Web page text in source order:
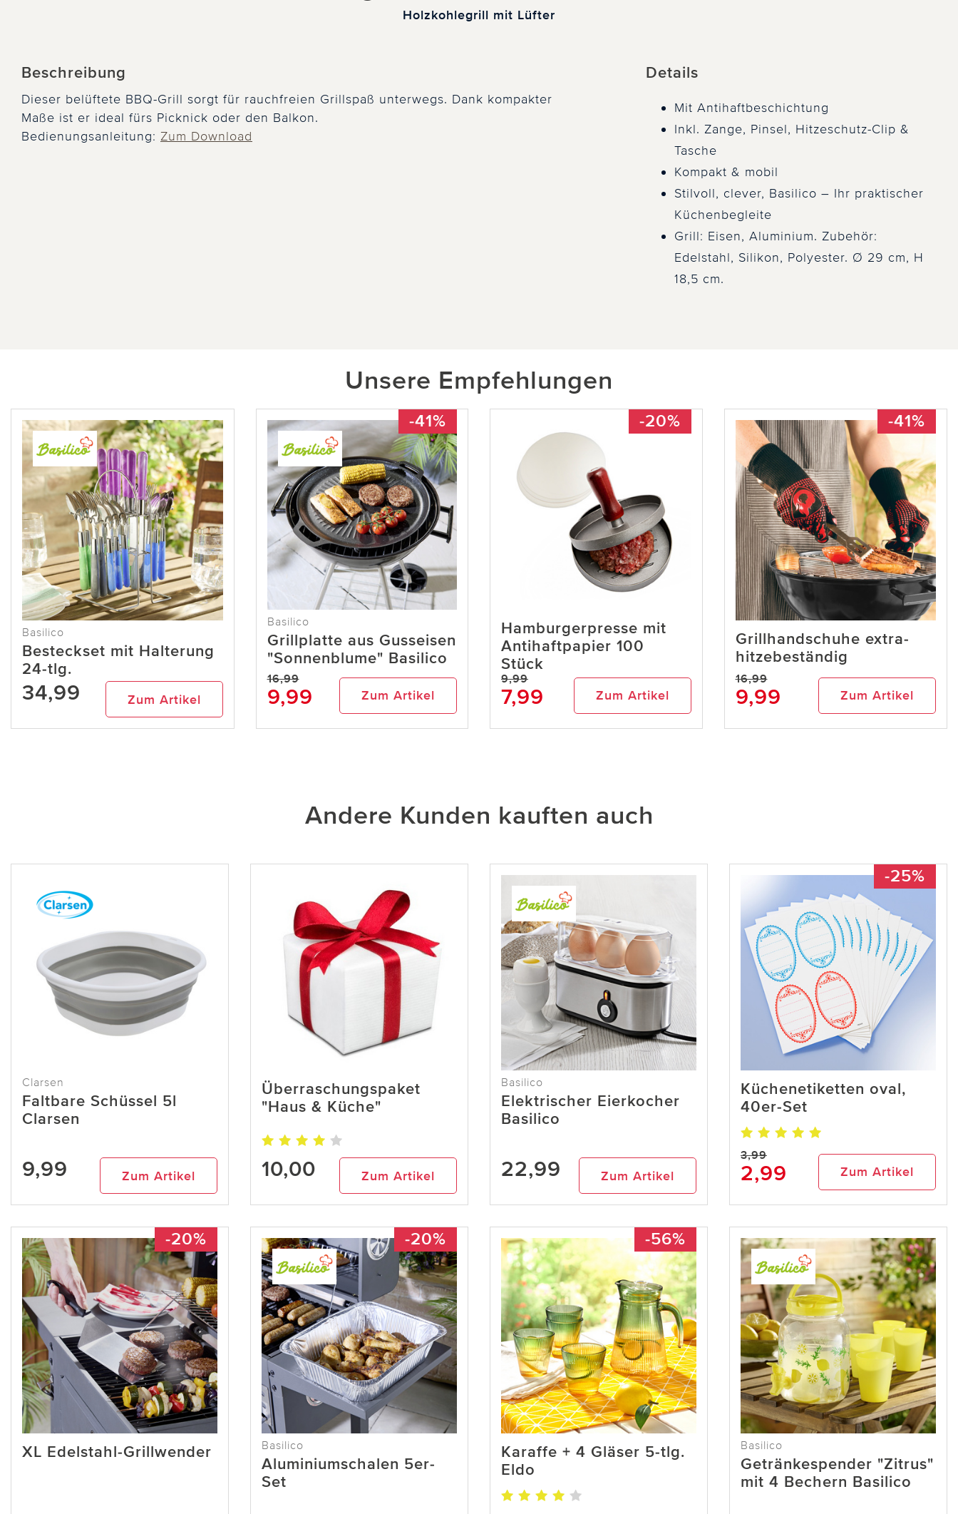
Holzkohlegrill mit Lüfter
Beschreibung
Dieser belüftete BBQ-Grill sorgt für rauchfreien Grillspaß unterwegs. Dank kompakter
Maße ist er ideal fürs Picknick oder den Balkon.
Bedienungsanleitung: Zum Download
Details
Mit Antihaftbeschichtung
Inkl. Zange, Pinsel, Hitzeschutz-Clip &
Tasche
Kompakt & mobil
Stilvoll, clever, Basilico – Ihr praktischer
Küchenbegleite
Grill: Eisen, Aluminium. Zubehör:
Edelstahl, Silikon, Polyester. Ø 29 cm, H
18,5 cm.
Unsere Empfehlungen
Basilico
Besteckset mit Halterung
24-tlg.
34,99 Zum Artikel
-41%
Basilico
Grillplatte aus Gusseisen
"Sonnenblume" Basilico
16,99
9,99 Zum Artikel
-20%
Hamburgerpresse mit
Antihaftpapier 100
Stück
9,99
7,99 Zum Artikel
-41%
Grillhandschuhe extra-
hitzebeständig
16,99
9,99 Zum Artikel
Andere Kunden kauften auch
Clarsen
Faltbare Schüssel 5l
Clarsen
9,99 Zum Artikel
Überraschungspaket
"Haus & Küche"
10,00 Zum Artikel
Basilico
Elektrischer Eierkocher
Basilico
22,99 Zum Artikel
-25%
Küchenetiketten oval,
40er-Set
3,99
2,99 Zum Artikel
-20%
XL Edelstahl-Grillwender
-20%
Basilico
Aluminiumschalen 5er-
Set
-56%
Karaffe + 4 Gläser 5-tlg.
Eldo
Basilico
Getränkespender "Zitrus"
mit 4 Bechern Basilico